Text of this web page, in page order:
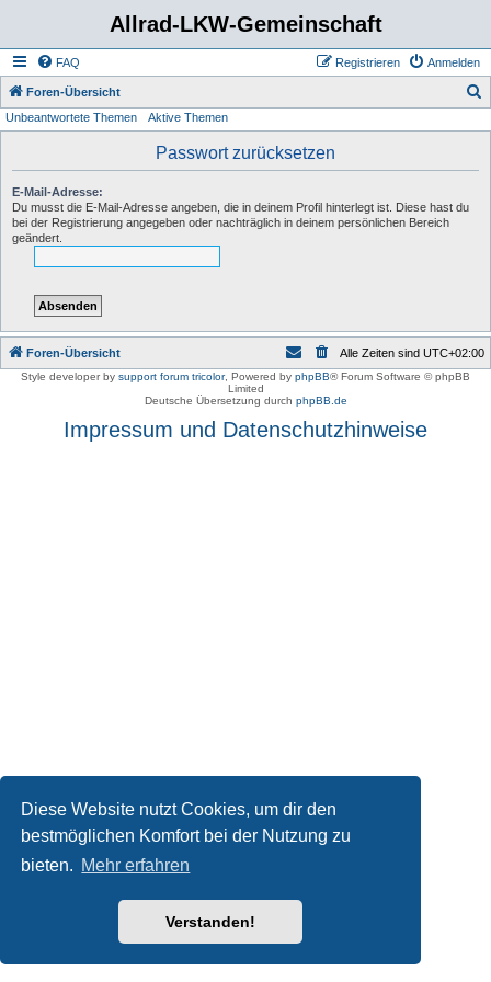
Diese Website nutzt Cookies, um dir den
bestmöglichen Komfort bei der Nutzung zu
bieten. Mehr erfahren
Verstanden!
Allrad-LKW-Gemeinschaft
FAQ Anmelden
Registrieren
Foren-Übersicht
Unbeantwortete Themen Aktive Themen
Passwort zurücksetzen
E-Mail-Adresse:
Du musst die E-Mail-Adresse angeben, die in deinem Profil hinterlegt ist. Diese hast du
bei der Registrierung angegeben oder nachträglich in deinem persönlichen Bereich
geändert.
Foren-Übersicht Alle Zeiten sind UTC+02:00
Style developer by support forum tricolor, Powered by phpBB® Forum Software © phpBB
Limited
Deutsche Übersetzung durch phpBB.de
Impressum und Datenschutzhinweise